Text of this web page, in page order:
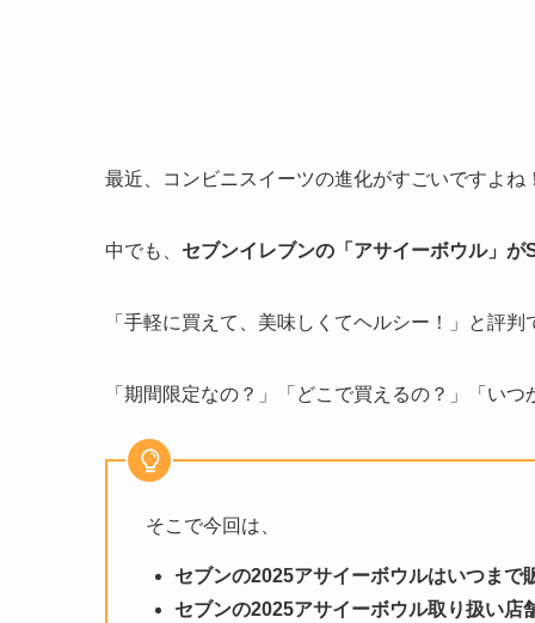
最近、コンビニスイーツの進化がすごいですよね
中でも、 セブンイレブンの「アサイーボウル」
「手軽に買えて、美味しくてヘルシー！」と評判
「期間限定なの？」「どこで買えるの？」「い
そこで今回は、
セブンの2025アサイーボウルはいつまで
セブンの2025アサイーボウル取り扱い店